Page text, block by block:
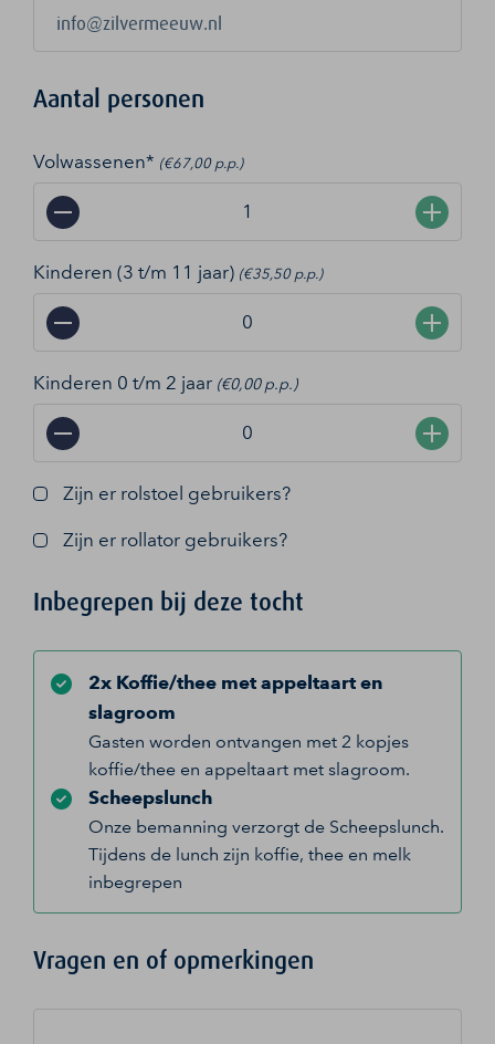
Aantal personen
Volwassenen* (€67,00 p.p.)
− +
Kinderen (3 t/m 11 jaar) (€35,50 p.p.)
− +
Kinderen 0 t/m 2 jaar (€0,00 p.p.)
− +
Zijn er rolstoel gebruikers?
Zijn er rollator gebruikers?
Inbegrepen bij deze tocht
2x Koffie/thee met appeltaart en
slagroom
Gasten worden ontvangen met 2 kopjes
koffie/thee en appeltaart met slagroom.
Scheepslunch
Onze bemanning verzorgt de Scheepslunch.
Tijdens de lunch zijn koffie, thee en melk
inbegrepen
Vragen en of opmerkingen